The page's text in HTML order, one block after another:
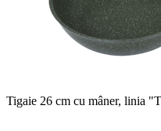
Tigaie 26 cm cu mâner, linia